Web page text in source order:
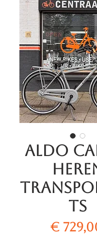
Aldo
ts
€